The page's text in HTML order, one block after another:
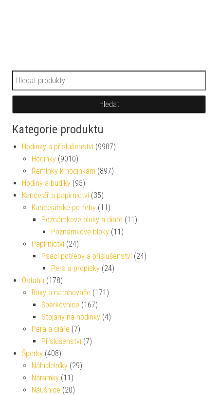
Hledat:
Hledat
Kategorie produktu
Hodinky a příslušenství (9907)
Hodinky (9010)
Řemínky k hodinkám (897)
Hodiny a budíky (95)
Kancelář a papírnictví (35)
Kancelářské potřeby (11)
Poznámkové bloky a diáře (11)
Poznámkové bloky (11)
Papírnictví (24)
Psací potřeby a příslušenství (24)
Pera a propisky (24)
Ostatní (178)
Boxy a natahovače (171)
Šperkovnice (167)
Stojany na hodinky (4)
Pera a diáře (7)
Příslušenství (7)
Šperky (408)
Náhrdelníky (29)
Náramky (11)
Náušnice (20)